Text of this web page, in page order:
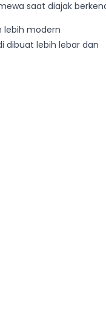
saat diajak
lebih modern
dibuat lebih lebar dan